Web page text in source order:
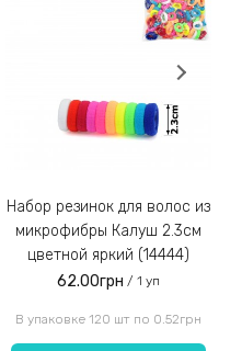
Набор резинок для волос из
микрофибры Калуш 2.3см
цветной яркий (14444)
62.00грн / 1 уп
В упаковке 120 шт по 0.52грн